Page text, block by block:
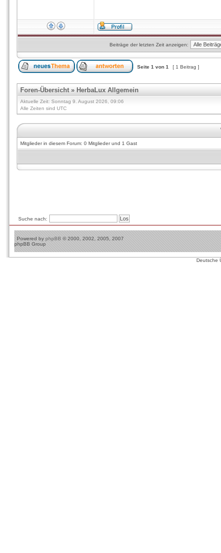
Beiträge der letzten Zeit anzeigen:
Seite 1 von 1 [ 1 Beitrag ]
Foren-Übersicht» HerbaLux Allgemein
Aktuelle Zeit: Sonntag 9. August 2026, 09:06
Alle Zeiten sind UTC
Mitglieder in diesem Forum: 0 Mitglieder und 1 Gast
Suche nach:
Powered by phpBB © 2000, 2002, 2005, 2007
phpBB Group
Deutsche